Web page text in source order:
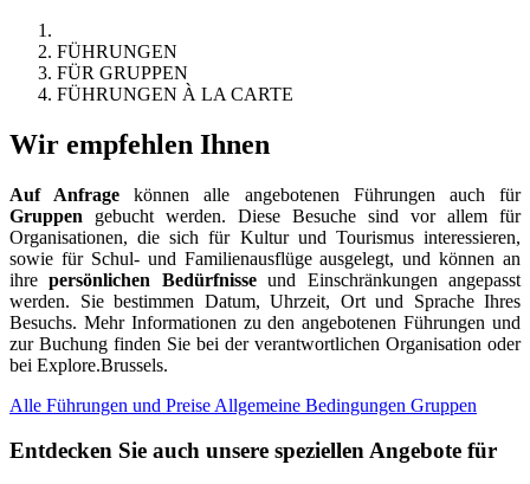
FÜHRUNGEN
FÜR GRUPPEN
FÜHRUNGEN À LA CARTE
Wir empfehlen Ihnen
Auf Anfrage können alle angebotenen Führungen auch für
Gruppen gebucht werden. Diese Besuche sind vor allem für
Organisationen, die sich für Kultur und Tourismus interessieren,
sowie für Schul- und Familienausflüge ausgelegt, und können an
ihrepersönlichen Bedürfnisseund Einschränkungen angepasst
werden. Sie bestimmen Datum, Uhrzeit, Ort und Sprache Ihres
Besuchs. Mehr Informationen zu den angebotenen Führungen und
zur Buchung finden Sie bei der verantwortlichen Organisation oder
bei Explore.Brussels.
Alle Führungen und Preise Allgemeine Bedingungen Gruppen
Entdecken Sie auch unsere speziellen Angebote für